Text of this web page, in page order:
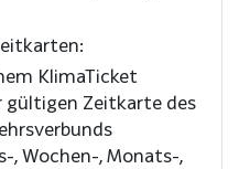
KlimaTicket
gültigen Zeitkarte des
, Wochen-, Monats-,